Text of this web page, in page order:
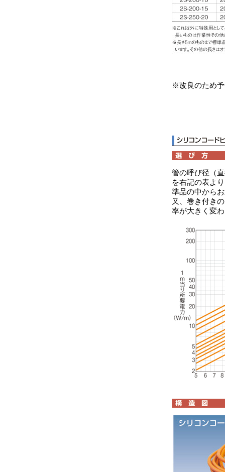
※改良のため
管の呼び径（
を右記の表よ
準品の中から
又、巻き付き
率が大きく変